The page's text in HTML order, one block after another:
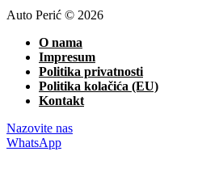
Auto Perić © 2026
O nama
Impresum
Politika privatnosti
Politika kolačića (EU)
Kontakt
Nazovite nas
WhatsApp